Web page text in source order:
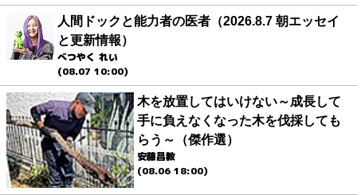
人間ドックと能力者の医者（2026.8.7 朝エッセイ
と更新情報）
べつやく れい
(08.07 10:00)
木を放置してはいけない～成長して
手に負えなくなった木を伐採しても
らう～（傑作選）
安藤昌教
(08.06 18:00)